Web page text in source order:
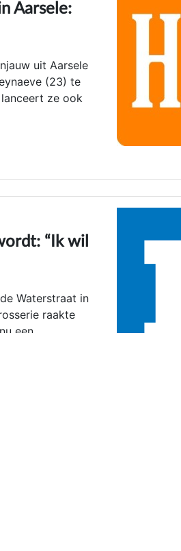
Aarsele:
uit Aarsele
(23) te
ze ook
“Ik wil
Waterstraat in
raakte
een